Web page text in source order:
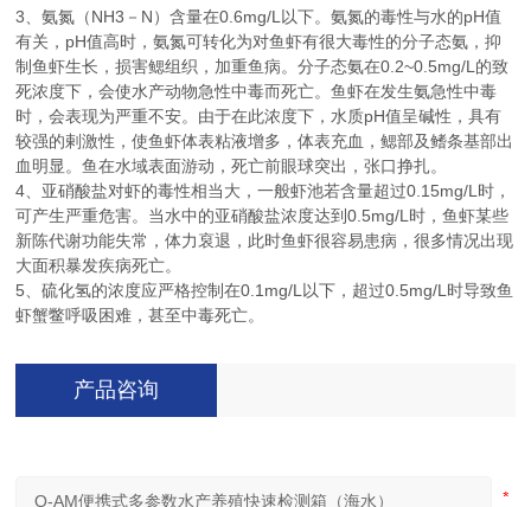
3 、氨氮（NH3 － N）含量在0.6mg/L 以下。氨氮的毒性与水的pH值
有关， pH值高时，氨氮可转化为对鱼虾有很大毒性的分子态氨，抑
制鱼虾生长，损害鳃组织，加重鱼病。分子态氨在0.2~0.5mg/L 的致
死浓度下，会使水产动物急性中毒而死亡。鱼虾在发生氨急性中毒
时，会表现为严重不安。由于在此浓度下，水质pH值呈碱性，具有
较强的剌激性，使鱼虾体表粘液增多，体表充血，鳃部及鳍条基部出
血明显。鱼在水域表面游动，死亡前眼球突出，张口挣扎。
4 、亚硝酸盐对虾的毒性相当大，一般虾池若含量超过0.15mg/L 时，
可产生严重危害。当水中的亚硝酸盐浓度达到0.5mg/L 时，鱼虾某些
新陈代谢功能失常，体力裒退，此时鱼虾很容易患病，很多情况出现
大面积暴发疾病死亡。
5 、硫化氢的浓度应严格控制在0.1mg/L 以下，超过0.5mg/L 时导致鱼
虾蟹鳖呼吸困难，甚至中毒死亡。
产品咨询